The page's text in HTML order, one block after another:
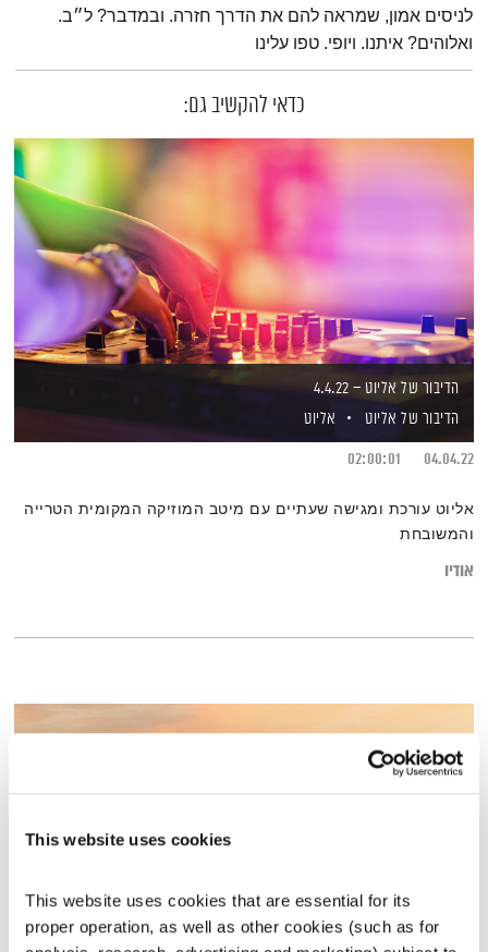
This website uses cookies
This website uses cookies that are essential for its
proper operation, as well as other cookies (such as for
לניסים אמון, שמראה להם את הדרך חזרה. ובמדבר? ל״ב.
ואלוהים? איתנו. ויופי. טפו עלינו
כדאי להקשיב גם:
הדיבור של אליוט – 4.4.22
הדיבור של אליוט
אליוט
04.04.22
02:00:01
אליוט עורכת ומגישה שעתיים עם מיטב המוזיקה המקומית הטרייה
והמשובחת
אודיו